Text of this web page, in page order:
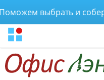
выбрать и соберем